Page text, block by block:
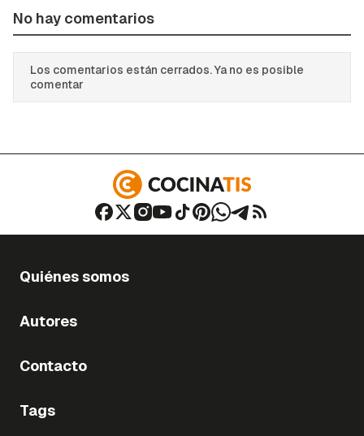
No hay comentarios
Los comentarios están cerrados. Ya no es posible
comentar
Quiénes somos
Autores
Contacto
Tags